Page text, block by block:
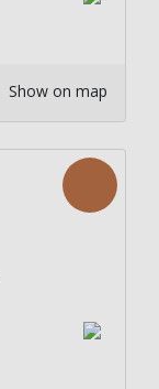
Show on map